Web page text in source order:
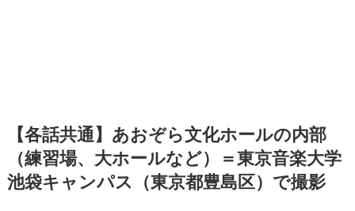
【各話共通】あおぞら文化ホールの内部
（練習場、大ホールなど）＝東京音楽大学
池袋キャンパス（東京都豊島区）で撮影